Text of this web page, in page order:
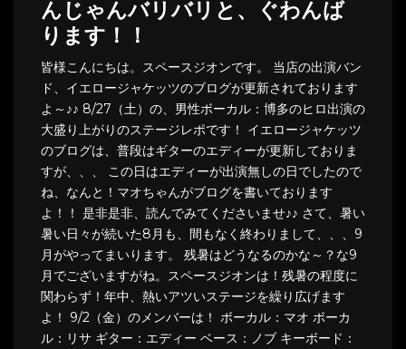
んじゃんバリバリと、ぐわんば
ります！！
皆様こんにちは。スペースジオンです。 当店の出演バン
ド、イエロージャケッツのブログが更新されております
よ～♪♪ 8/27（土）の、男性ボーカル：博多のヒロ出演の
大盛り上がりのステージレポです！ イエロージャケッツ
のブログは、普段はギターのエディーが更新しておりま
すが、、、 この日はエディーが出演無しの日でしたので
ね、なんと！マオちゃんがブログを書いております
よ！！ 是非是非、読んでみてくださいませ♪♪ さて、暑い
暑い日々が続いた8月も、間もなく終わりまして、、、9
月がやってまいります。 残暑はどうなるのかな～？な9
月でございますがね。スペースジオンは！残暑の程度に
関わらず！年中、熱いアツいステージを繰り広げます
よ！ 9/2（金）のメンバーは！ ボーカル：マオ ボーカ
ル：リサ ギター：エディー ベース：ノブ キーボード：